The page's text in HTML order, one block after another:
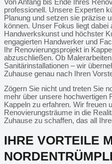
Von Anfang bis Ende Ihres
professionell. Unsere Experten
Planung und setzen sie präzise
können. Unser Fokus liegt dabei
Handwerkskunst und höchster
engagierten Handwerker und
Ihr Renovierungsprojekt in
abzuschließen. Ob
Sanitärinstallationen – wir
Zuhause genau nach Ihren
Zögern Sie nicht und treten Sie
mehr über unsere hochwertigen
Kappeln zu erfahren. Wir freuen
Renovierungsträume in die
Zuhause zu schaffen, das all
IHRE VORTEILE